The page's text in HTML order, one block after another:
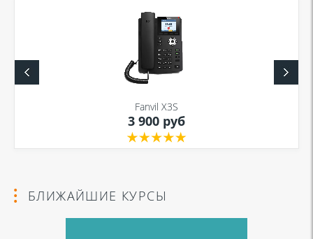
Fanvil X3S
3 900 руб
БЛИЖАЙШИЕ КУРСЫ